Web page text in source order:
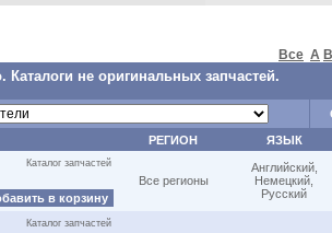
Все A B
Каталоги не оригинальных запчастей.
РЕГИОН ЯЗЫК
Каталог запчастей
в корзину
Все регионы
Английский,
Немецкий,
Русский
Каталог запчастей